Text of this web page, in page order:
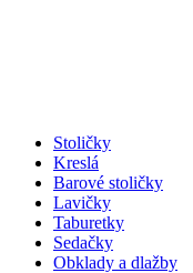
Stoličky
Kreslá
Barové stoličky
Lavičky
Taburetky
Sedačky
Obklady a dlažby